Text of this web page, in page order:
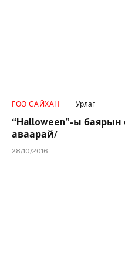
ГОО САЙХАН Урлаг
“Halloween”-ы баярын
аваарай/
28/10/2016